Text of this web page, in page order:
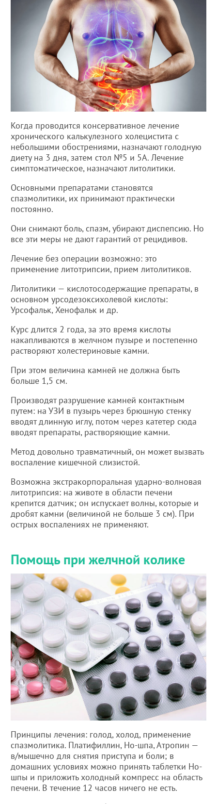
Когда проводится консервативное лечение
хронического калькулезного холецистита с
небольшими обострениями, назначают голодную
диету на 3 дня, затем стол №5 и 5А. Лечение
симптоматическое, назначают литолитики.
Основными препаратами становятся
спазмолитики, их принимают практически
постоянно.
Они снимают боль, спазм, убирают диспепсию. Но
все эти меры не дают гарантий от рецидивов.
Лечение без операции возможно: это
применение литотрипсии, прием литолитиков.
Литолитики — кислотосодержащие препараты, в
основном урсодезоксихолевой кислоты:
Урсофальк, Хенофальк и др.
Курс длится 2 года, за это время кислоты
накапливаются в желчном пузыре и постепенно
растворяют холестериновые камни.
При этом величина камней не должна быть
больше 1,5 см.
Производят разрушение камней контактным
путем: на УЗИ в пузырь через брюшную стенку
вводят длинную иглу, потом через катетер сюда
вводят препараты, растворяющие камни.
Метод довольно травматичный, он может вызвать
воспаление кишечной слизистой.
Возможна экстракорпоральная ударно-волновая
литотрипсия: на животе в области печени
крепится датчик; он испускает волны, которые и
дробят камни (величиной не больше 3 см). При
острых воспалениях не применяют.
Помощь при желчной колике
Принципы лечения: голод, холод, применение
спазмолитика. Платифиллин, Но-шпа, Атропин —
в/мышечно для снятия приступа и боли; в
домашних условиях можно принять таблетки Но-
шпы и приложить холодный компресс на область
печени. В течение 12 часов ничего не есть.